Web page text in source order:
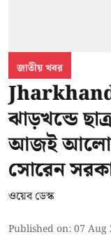
জাতীয় খবর
ঝাড়খন্ডে
আজই
সোরেন
ওয়েব ডেস্ক
Published on:07 Aug